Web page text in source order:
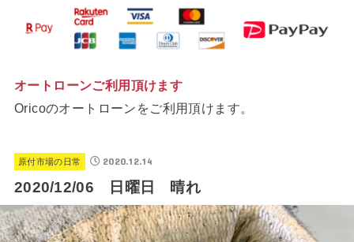
オートローンご利用頂けます
Oricoのオートローンをご利用頂けます。
原付市場の日常 2020.12.14
2020/12/06 日曜日 晴れ